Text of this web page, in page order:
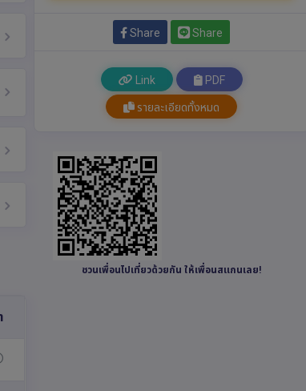
Share Share
Link PDF
รายละเอียดทั้งหมด
ชวนเพื่อนไปเที่ยวด้วยกัน ให้เพื่อนสแกนเลย!